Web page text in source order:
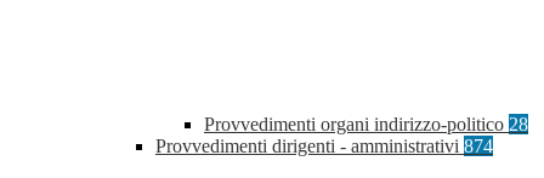
Provvedimenti organi indirizzo-politico 28
Provvedimenti dirigenti - amministrativi 874